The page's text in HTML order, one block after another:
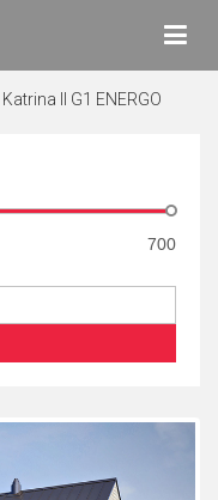
Katrina II G1 ENERGO